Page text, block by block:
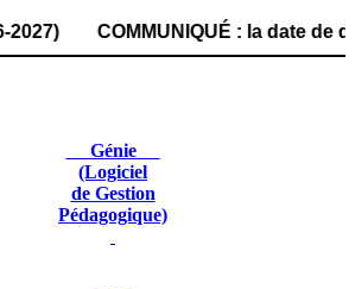
COMMUNIQUÉ : la date de
Génie
(Logiciel
de Gestion
Pédagogique)